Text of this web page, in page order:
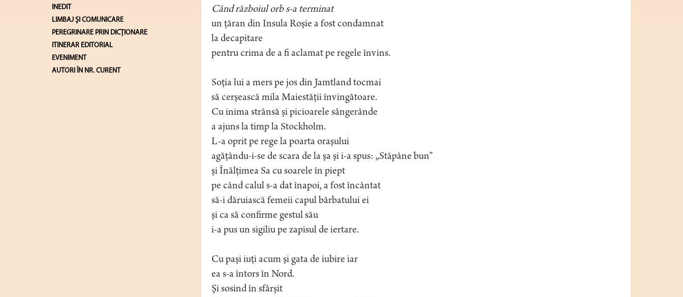
INEDIT
LIMBAJ ŞI COMUNICARE
PEREGRINARE PRIN DICȚIONARE
ITINERAR EDITORIAL
EVENIMENT
AUTORI ÎN NR. CURENT
Când războiul orb s-a terminat
un ţăran din Insula Roşie a fost condamnat
la decapitare
pentru crima de a fi aclamat pe regele învins.
Soţia lui a mers pe jos din Jamtland tocmai
să cerşească mila Maiestăţii învingătoare.
Cu inima strânsă şi picioarele sângerânde
a ajuns la timp la Stockholm.
L-a oprit pe rege la poarta oraşului
agăţându-i-se de scara de la şa şi i-a spus: „Stăpâne bun”
şi Înălţimea Sa cu soarele în piept
pe când calul s-a dat înapoi, a fost încântat
să-i dăruiască femeii capul bărbatului ei
şi ca să confirme gestul său
i-a pus un sigiliu pe zapisul de iertare.
Cu paşi iuţi acum şi gata de iubire iar
ea s-a întors în Nord.
Şi sosind în sfârşit